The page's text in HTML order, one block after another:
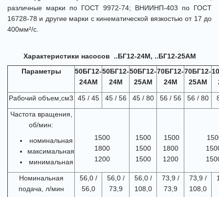
различные марки по ГОСТ 9972-74; ВНИИНП-403 по ГОСТ
16728-78 и другие марки с кинематической вязкостью от 17 до
400мм²/с.
Характеристики насосов ..БГ12-24М, ..БГ12-25АМ
Параметры 50БГ12-
24АМ
50БГ12-
24М
50БГ12-
25АМ
70БГ12-
24М
70БГ12-
25АМ
10
Рабочий объем,см3 45 / 45 45 / 56 45 / 80 56 / 56 56 / 80
Частота вращения,
об/мин:
номинальная
максимальная
минимальная
1500
1800
1200
1500
1500
1500
1500
1800
1200
Номинальная
подача, л/мин
56,0 /
56,0
56,0 /
73,9
56,0 /
108,0
73,9 /
73,9
73,9 /
108,0